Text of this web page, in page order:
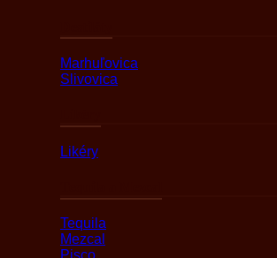
Marhuľovica
Slivovica
Likéry
Tequila
Mezcal